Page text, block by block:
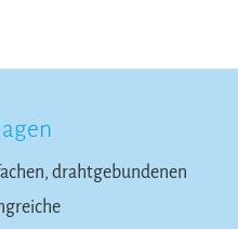
drahtgebundenen